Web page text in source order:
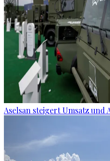
Aselsan steigert Umsatz